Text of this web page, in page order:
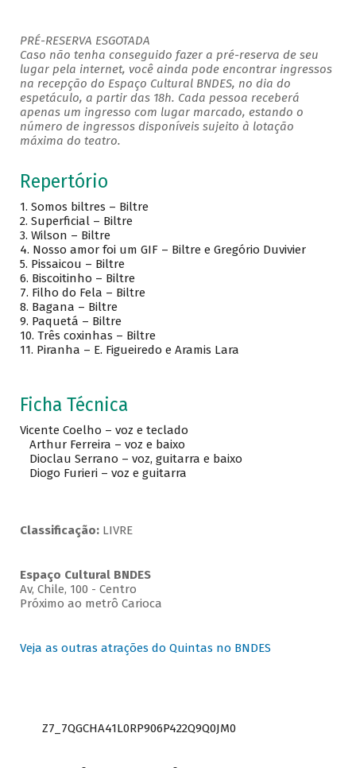
PRÉ-RESERVA ESGOTADA
Caso não tenha conseguido fazer a pré-reserva de seu
lugar pela internet, você ainda pode encontrar ingressos
na recepção do Espaço Cultural BNDES, no dia do
espetáculo, a partir das 18h. Cada pessoa receberá
apenas um ingresso com lugar marcado, estando o
número de ingressos disponíveis sujeito à lotação
máxima do teatro.
Repertório
1. Somos biltres – Biltre
2. Superficial – Biltre
3. Wilson – Biltre
4. Nosso amor foi um GIF – Biltre e Gregório Duvivier
5. Pissaicou – Biltre
6. Biscoitinho – Biltre
7. Filho do Fela – Biltre
8. Bagana – Biltre
9. Paquetá – Biltre
10. Três coxinhas – Biltre
11. Piranha – E. Figueiredo e Aramis Lara
Ficha Técnica
Vicente Coelho – voz e teclado
Arthur Ferreira – voz e baixo
Dioclau Serrano – voz, guitarra e baixo
Diogo Furieri – voz e guitarra
Classificação: LIVRE
Espaço Cultural BNDES
Av, Chile, 100 - Centro
Próximo ao metrô Carioca
Veja as outras atrações do Quintas no BNDES
Z7_7QGCHA41L0RP906P422Q9Q0JM0